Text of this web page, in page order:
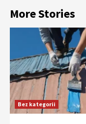
More Stories
Bez kategorii